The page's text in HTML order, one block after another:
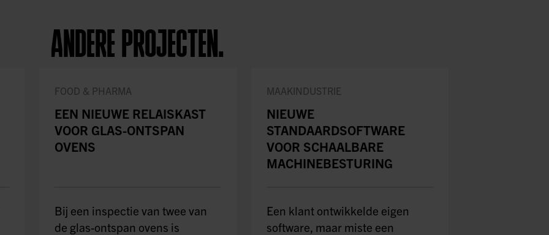
ANDERE PROJECTEN.
FOOD & PHARMA
EEN NIEUWE RELAISKAST
VOOR GLAS-ONTSPAN
OVENS
Bij een inspectie van twee van
de glas-ontspan ovens is
MAAKINDUSTRIE
NIEUWE
STANDAARDSOFTWARE
VOOR SCHAALBARE
MACHINEBESTURING
Een klant ontwikkelde eigen
software, maar miste een